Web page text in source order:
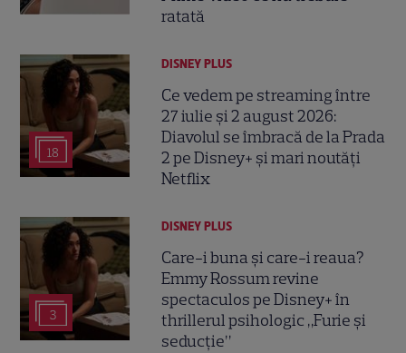
ratată
18
DISNEY PLUS
Ce vedem pe streaming între
27 iulie și 2 august 2026:
Diavolul se îmbracă de la Prada
2 pe Disney+ și mari noutăți
Netflix
3
DISNEY PLUS
Care-i buna și care-i reaua?
Emmy Rossum revine
spectaculos pe Disney+ în
thrillerul psihologic „Furie și
seducție”